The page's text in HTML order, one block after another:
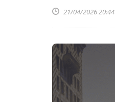
21/04/2026 20:44